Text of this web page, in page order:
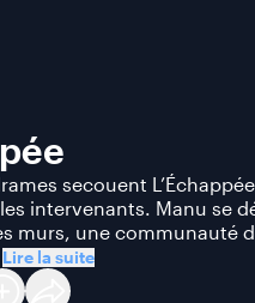
secouent
intervenants. Manu se
murs, une communauté
Lire la suite